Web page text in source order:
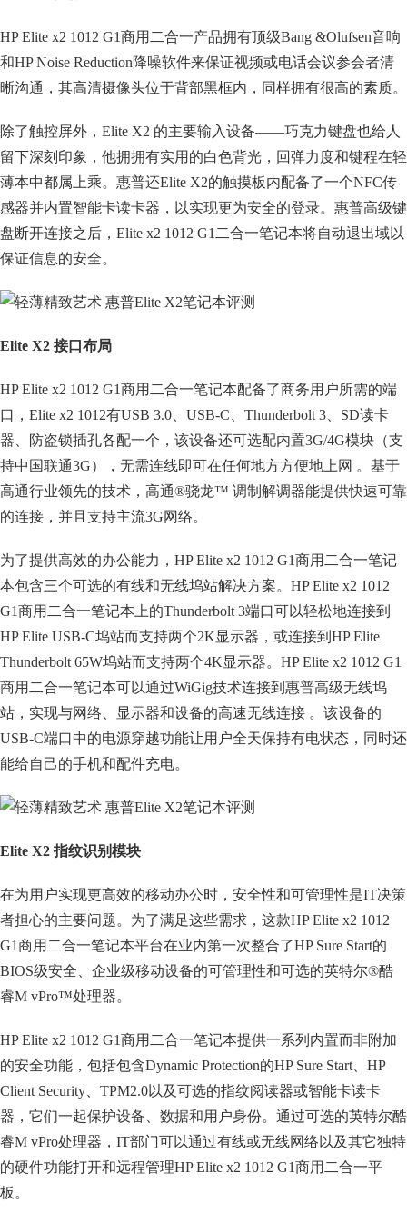
HP Elite x2 1012 G1商用二合一产品拥有顶级Bang &Olufsen音响
和HP Noise Reduction降噪软件来保证视频或电话会议参会者清
晰沟通，其高清摄像头位于背部黑框内，同样拥有很高的素质。
除了触控屏外，Elite X2 的主要输入设备——巧克力键盘也给人
留下深刻印象，他拥拥有实用的白色背光，回弹力度和键程在轻
薄本中都属上乘。惠普还Elite X2的触摸板内配备了一个NFC传
感器并内置智能卡读卡器，以实现更为安全的登录。惠普高级键
盘断开连接之后，Elite x2 1012 G1二合一笔记本将自动退出域以
保证信息的安全。
Elite X2 接口布局
HP Elite x2 1012 G1商用二合一笔记本配备了商务用户所需的端
口，Elite x2 1012有USB 3.0、USB-C、Thunderbolt 3、SD读卡
器、防盗锁插孔各配一个，该设备还可选配内置3G/4G模块（支
持中国联通3G），无需连线即可在任何地方方便地上网 。基于
高通行业领先的技术，高通®骁龙™ 调制解调器能提供快速可靠
的连接，并且支持主流3G网络。
为了提供高效的办公能力，HP Elite x2 1012 G1商用二合一笔记
本包含三个可选的有线和无线坞站解决方案。HP Elite x2 1012
G1商用二合一笔记本上的Thunderbolt 3端口可以轻松地连接到
HP Elite USB-C坞站而支持两个2K显示器，或连接到HP Elite
Thunderbolt 65W坞站而支持两个4K显示器。HP Elite x2 1012 G1
商用二合一笔记本可以通过WiGig技术连接到惠普高级无线坞
站，实现与网络、显示器和设备的高速无线连接 。该设备的
USB-C端口中的电源穿越功能让用户全天保持有电状态，同时还
能给自己的手机和配件充电。
Elite X2 指纹识别模块
在为用户实现更高效的移动办公时，安全性和可管理性是IT决策
者担心的主要问题。为了满足这些需求，这款HP Elite x2 1012
G1商用二合一笔记本平台在业内第一次整合了HP Sure Start的
BIOS级安全、企业级移动设备的可管理性和可选的英特尔®酷
睿M vPro™处理器。
HP Elite x2 1012 G1商用二合一笔记本提供一系列内置而非附加
的安全功能，包括包含Dynamic Protection的HP Sure Start、HP
Client Security、TPM2.0以及可选的指纹阅读器或智能卡读卡
器，它们一起保护设备、数据和用户身份。通过可选的英特尔酷
睿M vPro处理器，IT部门可以通过有线或无线网络以及其它独特
的硬件功能打开和远程管理HP Elite x2 1012 G1商用二合一平
板。